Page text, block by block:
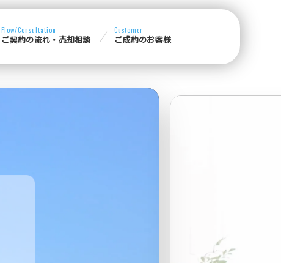
Flow/Consultation
ご契約の流れ・売却相談
Customer
ご成約のお客様